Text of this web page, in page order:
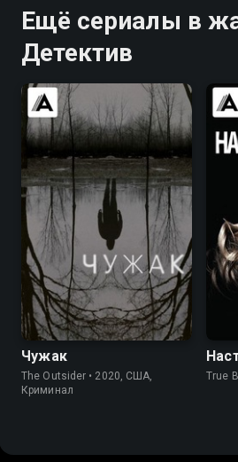
Ещё сериалы в
Детектив
7.2 7.6
Чужак
The Outsider • 2020, США,
Криминал
True